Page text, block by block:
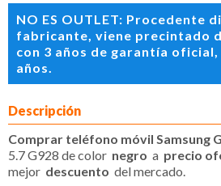
NO ES OUTLET: Procedente
fabricante, viene precintado
con 3 años de garantía
años.
Descripción
Comprar teléfono móvil Samsung
5.7 G928 de color negro a precio
mejor descuento del mercado.